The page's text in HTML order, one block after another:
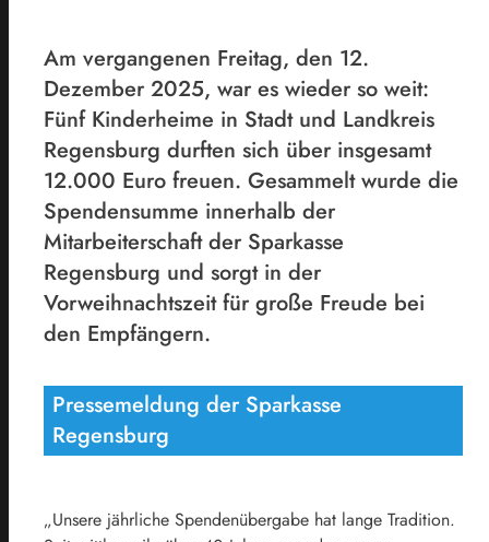
Am vergangenen Freitag, den 12.
Dezember 2025, war es wieder so weit:
Fünf Kinderheime in Stadt und Landkreis
Regensburg durften sich über insgesamt
12.000 Euro freuen. Gesammelt wurde die
Spendensumme innerhalb der
Mitarbeiterschaft der Sparkasse
Regensburg und sorgt in der
Vorweihnachtszeit für große Freude bei
den Empfängern.
Pressemeldung der Sparkasse
Regensburg
„Unsere jährliche Spendenübergabe hat lange Tradition.